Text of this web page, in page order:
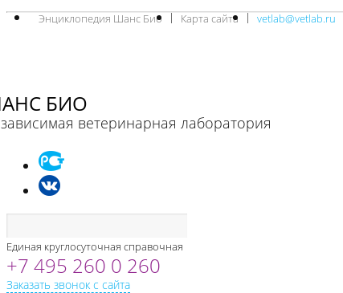
Энциклопедия Шанс Био Карта сайта vetlab@vetlab.ru
БИО
ветеринарная лаборатория
Единая круглосуточная справочная
+7 495 260 0 260
Заказать звонок с сайта